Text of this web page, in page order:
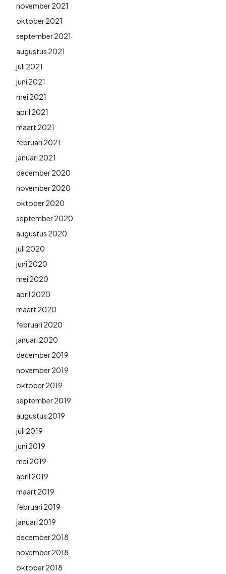
november 2021
oktober 2021
september 2021
augustus 2021
juli 2021
juni 2021
mei 2021
april 2021
maart 2021
februari 2021
januari 2021
december 2020
november 2020
oktober 2020
september 2020
augustus 2020
juli 2020
juni 2020
mei 2020
april 2020
maart 2020
februari 2020
januari 2020
december 2019
november 2019
oktober 2019
september 2019
augustus 2019
juli 2019
juni 2019
mei 2019
april 2019
maart 2019
februari 2019
januari 2019
december 2018
november 2018
oktober 2018